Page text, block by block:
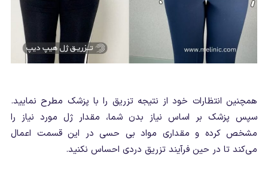
همچنین انتظارات خود از نتیجه تزریق را با پزشک مطرح نمایید.
سپس پزشک بر اساس نیاز بدن شما، مقدار ژل مورد نیاز را
مشخص کرده و مقداری مواد بی حسی در این قسمت اعمال
می‌کند تا در حین فرآیند تزریق دردی احساس نکنید.